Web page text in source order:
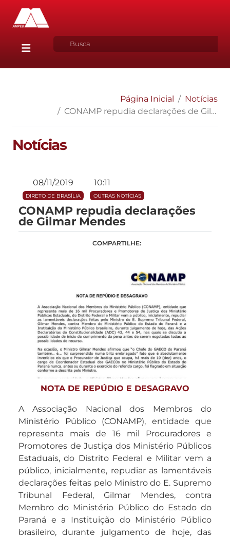
Página Inicial
Notícias
CONAMP repudia declarações de Gilmar Mendes
Notícias
08/11/2019 10:11
DIRETO DE BRASÍLIA OUTRAS NOTÍCIAS
CONAMP repudia declarações
de Gilmar Mendes
COMPARTILHE:
NOTA DE REPÚDIO E DESAGRAVO
A Associação Nacional dos Membros do
Ministério Público (CONAMP), entidade que
representa mais de 16 mil Procuradores e
Promotores de Justiça dos Ministério Públicos
Estaduais, do Distrito Federal e Militar vem a
público, inicialmente, repudiar as lamentáveis
declarações feitas pelo Ministro do E. Supremo
Tribunal Federal, Gilmar Mendes, contra
Membro do Ministério Público do Estado do
Paraná e a Instituição do Ministério Público
brasileiro, durante julgamento de hoje, das